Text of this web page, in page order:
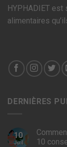
HYPHADIET
alimentaires
DERNIÈRES
10
Juil
10